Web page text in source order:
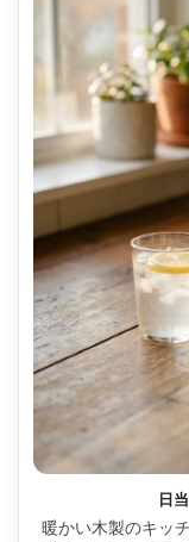
日
暖かい木製のキッ